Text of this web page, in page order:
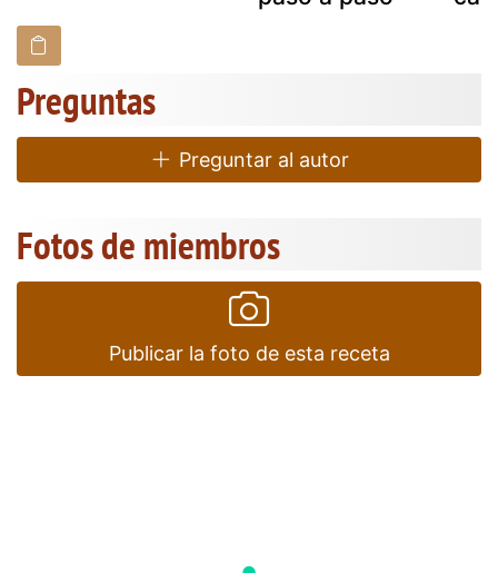
Preguntas
Preguntar al autor
Fotos de miembros
Publicar la foto de esta receta